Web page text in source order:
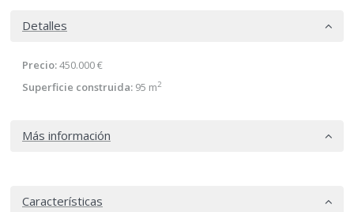
Detalles
Precio:450.000 €
Superficie construida: 95 m2
Más información
Características